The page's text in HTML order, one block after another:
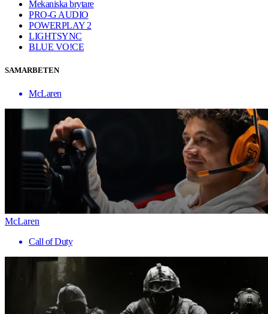
Mekaniska brytare
PRO-G AUDIO
POWERPLAY 2
LIGHTSYNC
BLUE VO!CE
SAMARBETEN
McLaren
McLaren
Call of Duty